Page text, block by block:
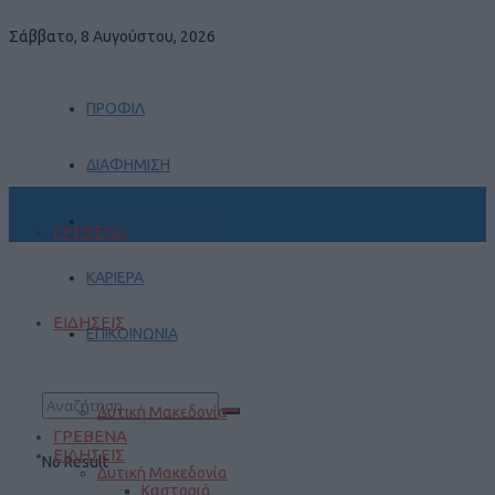
Σάββατο, 8 Αυγούστου, 2026
ΠΡΟΦΙΛ
ΔΙΑΦΗΜΙΣΗ
ΚΑΡΙΕΡΑ
ΕΠΙΚΟΙΝΩΝΙΑ
No Result
ΓΡΕΒΕΝΑ
ΕΙΔΗΣΕΙΣ
Δυτική Μακεδονία
ΓΡΕΒΕΝΑ
ΕΙΔΗΣΕΙΣ
Δυτική Μακεδονία
Καστοριά